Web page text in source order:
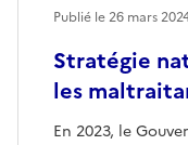
Stratégie
les
En 2023, le
Publié le26 mars